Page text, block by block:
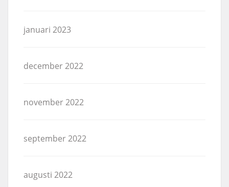
januari 2023
december 2022
november 2022
september 2022
augusti 2022